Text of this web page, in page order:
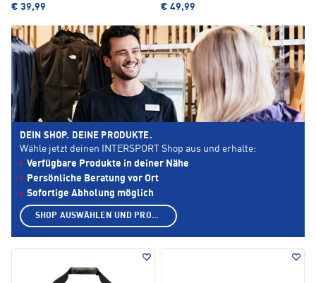
€ 39,99 € 49,99
DEIN SHOP. DEINE PRODUKTE.
Wähle jetzt deinen INTERSPORT Shop aus und erhalte:
Verfügbare Produkte in deiner Nähe
Persönliche Beratung vor Ort
Sofortige Abholung möglich
SHOP AUSWÄHLEN UND PRODUKTE ANZEIGEN